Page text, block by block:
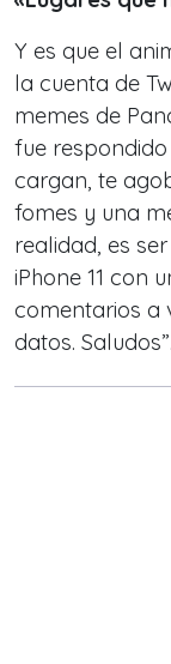
Y es que el
la cuenta de
memes de
fue
cargan, te
fomes y una
realidad, es
iPhone 11 con
comentarios a
datos. Saludos”.